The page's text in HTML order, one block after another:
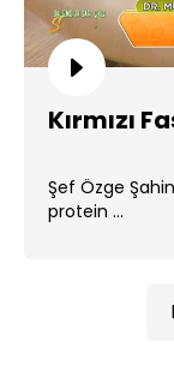
Kırmızı
Şef Özge
protein ...